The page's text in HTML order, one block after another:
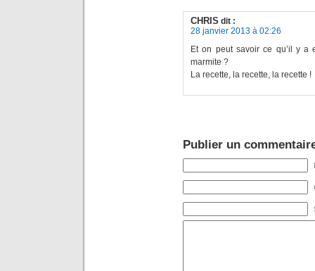
CHRIS dit :
28 janvier 2013 à 02:26
Et on peut savoir ce qu’il y a
marmite ?
La recette, la recette, la recette !
Publier un